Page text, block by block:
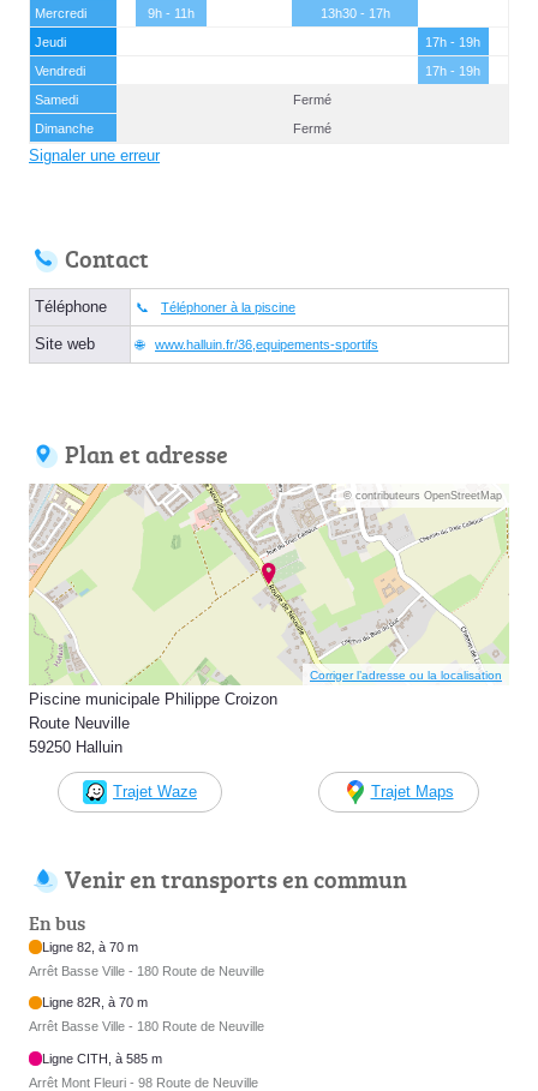
Mercredi
9h - 11h
13h30 - 17h
Jeudi
17h - 19h
Vendredi
17h - 19h
Samedi
Fermé
Dimanche
Fermé
Signaler une erreur
Contact
Téléphone Téléphoner à la piscine
Site web www.halluin.fr/36,equipements-sportifs
Plan et adresse
© contributeurs OpenStreetMap
Corriger l’adresse ou la localisation
Piscine municipale Philippe Croizon
Route Neuville
59250 Halluin
Trajet Waze Trajet Maps
Venir en transports en commun
En bus
Ligne 82, à 70 m
Arrêt Basse Ville - 180 Route de Neuville
Ligne 82R, à 70 m
Arrêt Basse Ville - 180 Route de Neuville
Ligne CITH, à 585 m
Arrêt Mont Fleuri - 98 Route de Neuville